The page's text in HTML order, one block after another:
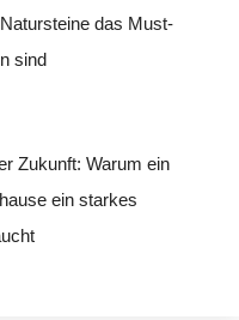
das Must-
sind
Zukunft: Warum ein
ein starkes